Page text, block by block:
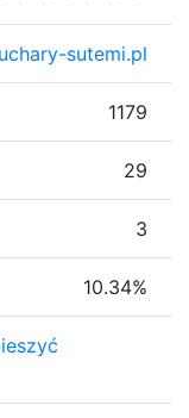
sutemi.pl
1179
29
3
10.34%